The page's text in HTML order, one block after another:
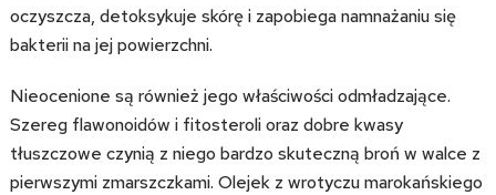
oczyszcza, detoksykuje skórę i zapobiega namnażaniu się
bakterii na jej powierzchni.
Nieocenione są również jego właściwości odmładzające.
Szereg flawonoidów i fitosteroli oraz dobre kwasy
tłuszczowe czynią z niego bardzo skuteczną broń w walce z
pierwszymi zmarszczkami. Olejek z wrotyczu marokańskiego